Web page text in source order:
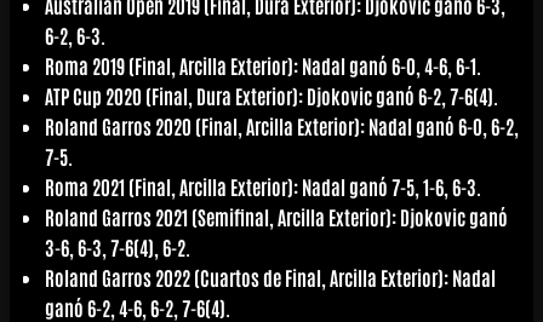
Australian Open 2019 (Final, Dura Exterior): Djokovic ganó 6-3,
6-2, 6-3.
Roma 2019 (Final, Arcilla Exterior): Nadal ganó 6-0, 4-6, 6-1.
ATP Cup 2020 (Final, Dura Exterior): Djokovic ganó 6-2, 7-6(4).
Roland Garros 2020 (Final, Arcilla Exterior): Nadal ganó 6-0, 6-2,
7-5.
Roma 2021 (Final, Arcilla Exterior): Nadal ganó 7-5, 1-6, 6-3.
Roland Garros 2021 (Semifinal, Arcilla Exterior): Djokovic ganó
3-6, 6-3, 7-6(4), 6-2.
Roland Garros 2022 (Cuartos de Final, Arcilla Exterior): Nadal
ganó 6-2, 4-6, 6-2, 7-6(4).